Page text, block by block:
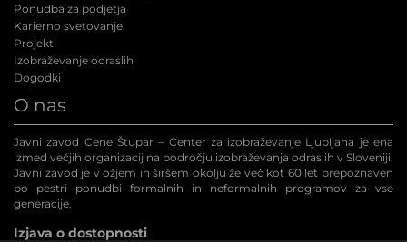
Ponudba za podjetja
Karierno svetovanje
Projekti
Izobraževanje odraslih
Dogodki
O nas
Javni zavod Cene Štupar – Center za izobraževanje Ljubljana je ena
izmed večjih organizacij na področju izobraževanja odraslih v Sloveniji.
Javni zavod je v ožjem in širšem okolju že več kot 60 let prepoznaven
po pestri ponudbi formalnih in neformalnih programov za vse
generacije.
Izjava o dostopnosti